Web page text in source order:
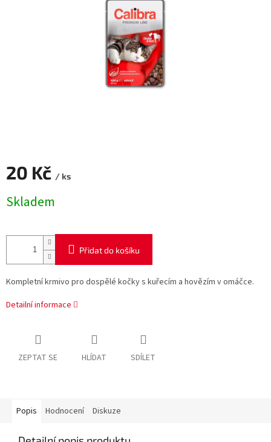
20 Kč / ks
cena:
Skladem
Přidat do košíku
Kompletní krmivo pro dospělé kočky s kuřecím a hovězím v omáčce.
Detailní informace
ZEPTAT SE HLÍDAT SDÍLET
Popis Hodnocení Diskuze